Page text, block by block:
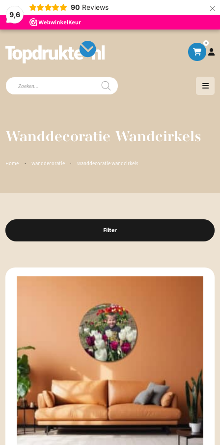
9,6
90 Reviews ×
0
Producten
zoeken
Wanddecoratie Wandcirkels
Home · Wanddecoratie · Wanddecoratie Wandcirkels
Filter